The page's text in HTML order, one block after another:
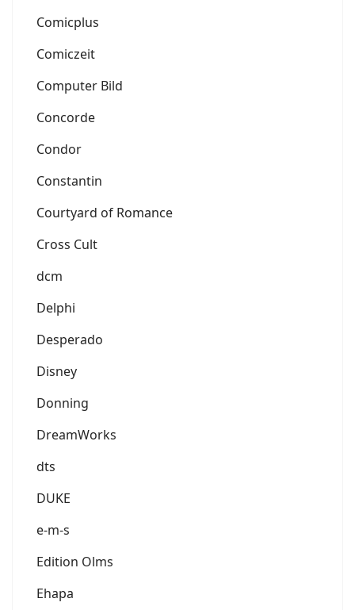
Comicplus
Comiczeit
Computer Bild
Concorde
Condor
Constantin
Courtyard of Romance
Cross Cult
dcm
Delphi
Desperado
Disney
Donning
DreamWorks
dts
DUKE
e-m-s
Edition Olms
Ehapa